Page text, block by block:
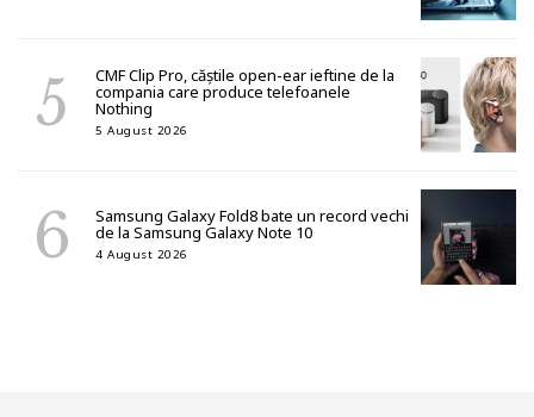
CMF Clip Pro, căștile open-ear ieftine de la
compania care produce telefoanele
Nothing
5 August 2026
Samsung Galaxy Fold8 bate un record vechi
de la Samsung Galaxy Note 10
4 August 2026